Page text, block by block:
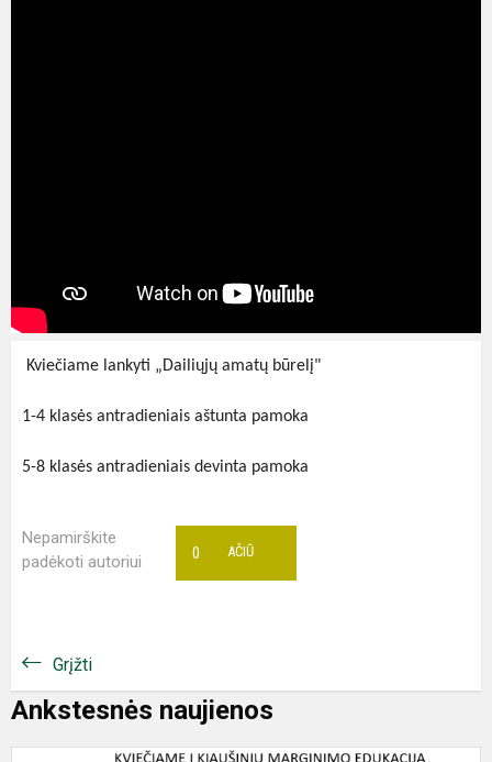
Kviečiame lankyti „Dailiųjų amatų būrelį"
1-4 klasės antradieniais aštunta pamoka
5-8 klasės antradieniais devinta pamoka
Nepamirškite
padėkoti autoriui
AČIŪ
0
Grįžti
Ankstesnės naujienos